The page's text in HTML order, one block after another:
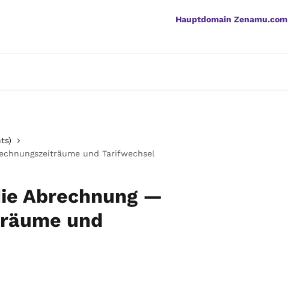
Hauptdomain Zenamu.com
und Tarifwechsel
Abrechnung —
und